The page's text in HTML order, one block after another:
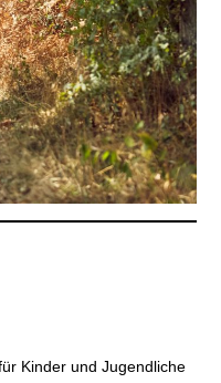
Kinder und Jugendliche